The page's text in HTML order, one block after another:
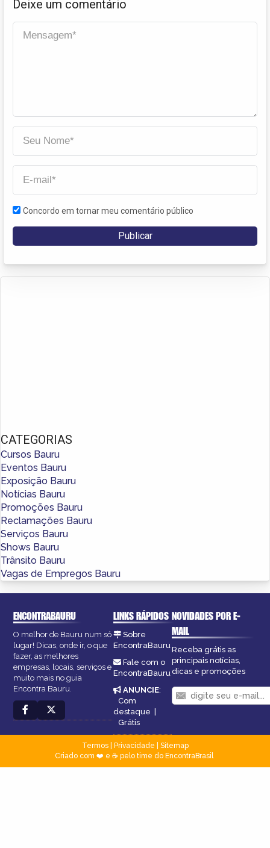
Deixe um comentário
Concordo em tornar meu comentário público
CATEGORIAS
Cursos Bauru
Eventos Bauru
Exposição Bauru
Notícias Bauru
Promoções Bauru
Reclamações Bauru
Serviços Bauru
Shows Bauru
Trânsito Bauru
Vagas de Empregos Bauru
ENCONTRABAURU
O melhor de Bauru num só
lugar! Dicas, onde ir, o que
fazer, as melhores
empresas, locais, serviços e
muito mais no guia
Encontra Bauru.
LINKS RÁPIDOS
Sobre
EncontraBauru
Fale com o
EncontraBauru
ANUNCIE:
Com
destaque
Grátis
NOVIDADES POR E-
MAIL
Receba grátis as
principais notícias,
dicas e promoções
Termos| Privacidade
Sitemap
Criado com ❤️ e ☕ pelo time do EncontraBrasil